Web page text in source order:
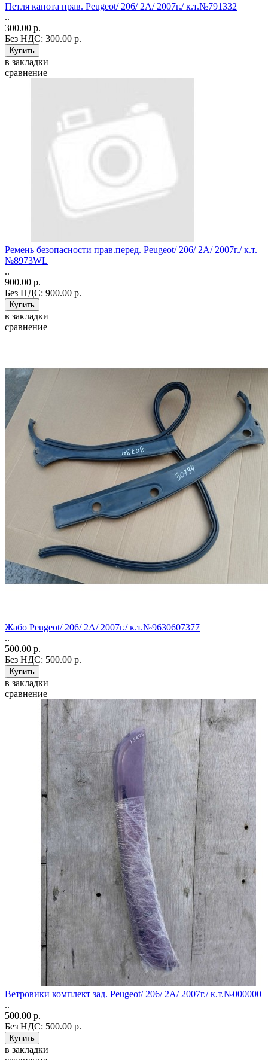
Петля капота прав. Peugeot/ 206/ 2A/ 2007г./ к.т.№791332
..
300.00 р.
Без НДС: 300.00 р.
в закладки
сравнение
Ремень безопасности прав.перед. Peugeot/ 206/ 2A/ 2007г./ к.т.
№8973WL
..
900.00 р.
Без НДС: 900.00 р.
в закладки
сравнение
Жабо Peugeot/ 206/ 2A/ 2007г./ к.т.№9630607377
..
500.00 р.
Без НДС: 500.00 р.
в закладки
сравнение
Ветровики комплект зад. Peugeot/ 206/ 2A/ 2007г./ к.т.№000000
..
500.00 р.
Без НДС: 500.00 р.
в закладки